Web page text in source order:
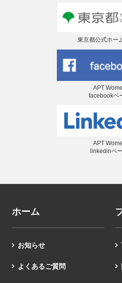
東京都公式ホー
APT
facebookペ
APT
linkedinペ
ホーム
お知らせ
よくあるご質問